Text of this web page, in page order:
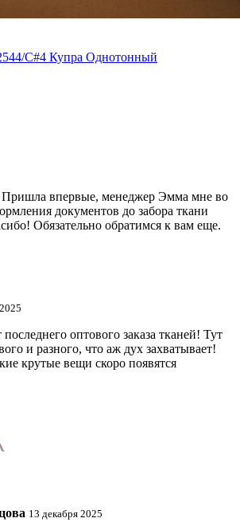
C#4 Купра Однотонный
впервые, менеджер Эмма мне во
документов до забора ткани
Обязательно обратимся к вам еще.
оптового заказа тканей! Тут
и разного, что аж дух захватывает!
крутые вещи скоро появятся
13 декабря 2025